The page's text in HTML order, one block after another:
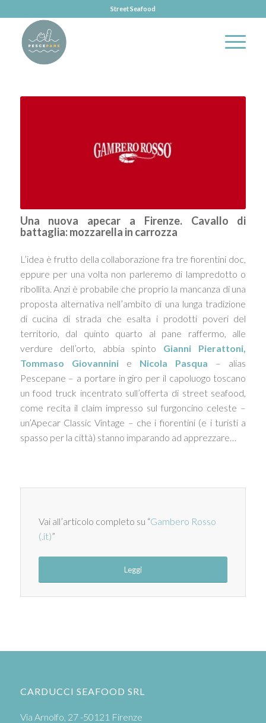
Street Seafood
Una nuova apecar a Firenze. Cavallo di
battaglia: mozzarella in carrozza
L’idea è frutto della collaborazione fra tre fiorentini doc,
eppure per una volta non parleremo di lampredotto o
ribollita. Anzi è probabile che proprio la mancanza di una
proposta alternativa nell’ambito di una lunga tradizione
di cucina di strada che esalta i prodotti poveri del
territorio, dal quinto quarto al pane raffermo, alle
verdure dell’orto, abbia spinto Gianni Pierattoni,
Tommaso Giovanninie Nicola Pasqua – alias
Pescepane – a portare in giro per il capoluogo toscano
un food truck incentrato sull’offerta di street seafood,
come recita il claim impresso sul furgoncino celeste –
un’Apecar Classic Vintage – che i fiorentini (e i turisti a
spasso per la città) stanno imparando ad apprezzare…
Vai all’articolo completo su “Gambero Rosso
(.it)”
Leggi
CARDUCCI SEAFOOD SRL
Via Arnolfo, 27 -50121 Firenze